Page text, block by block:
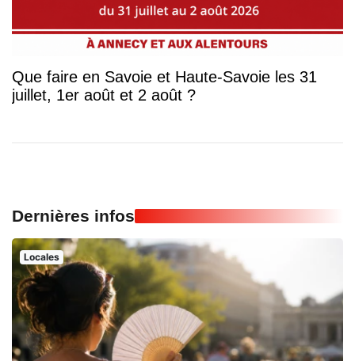
Que faire en Savoie et Haute-Savoie les 31
juillet, 1er août et 2 août ?
Dernières infos
Locales